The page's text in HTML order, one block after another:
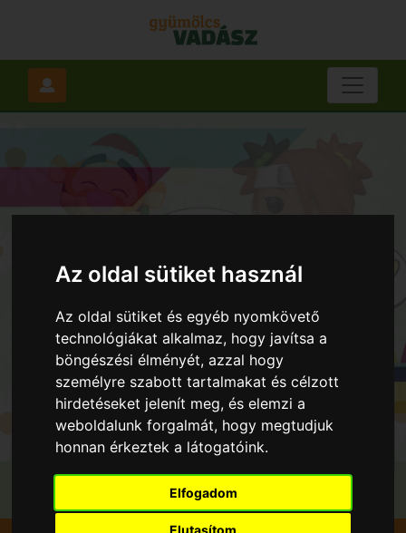
Az oldal sütiket használ
Az oldal sütiket és egyéb nyomkövető
technológiákat alkalmaz, hogy javítsa a
böngészési élményét, azzal hogy
személyre szabott tartalmakat és célzott
hirdetéseket jelenít meg, és elemzi a
weboldalunk forgalmát, hogy megtudjuk
honnan érkeztek a látogatóink.
Elfogadom
Elutasítom